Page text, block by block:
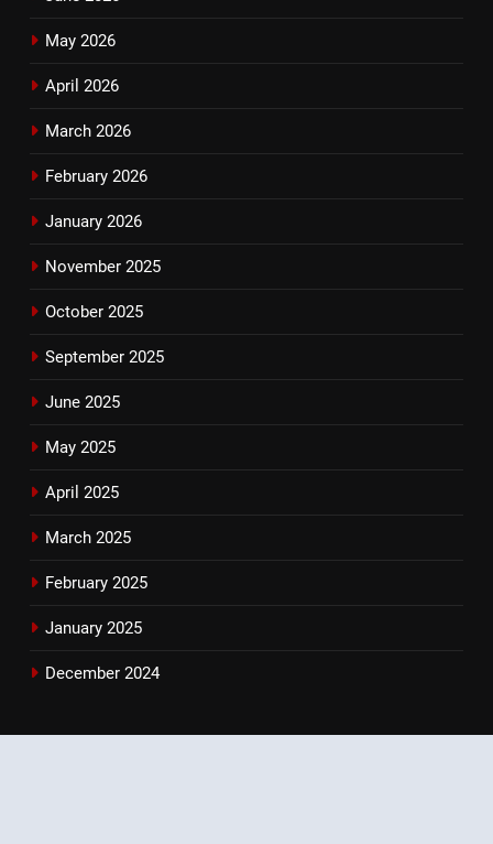
May 2026
April 2026
March 2026
February 2026
January 2026
November 2025
October 2025
September 2025
June 2025
May 2025
April 2025
March 2025
February 2025
January 2025
December 2024